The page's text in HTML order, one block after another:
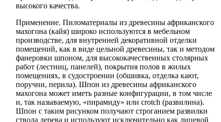
высокого качества.
Применение. Пиломатериалы из древесины африканского
махогона (кайя) широко используются в мебельном
производстве, для внутренней декоративной отделки
помещений, как в виде цельной древесины, так и методом
фанеровки шпоном, для высококачественных столярных
работ (лестниц, панелей), покрытия полов в жилых
помещениях, в судостроении (обшивка, отделка кают,
поручни, перила). Шпон из древесины африканского
махогона может иметь разные конфигурации, в том числе
и, так называемую, «пирамиду» или crotch (развилина).
Шпон с таким рисунком получают строганием развилки
ствола дерева и используют исключительно как лицевой